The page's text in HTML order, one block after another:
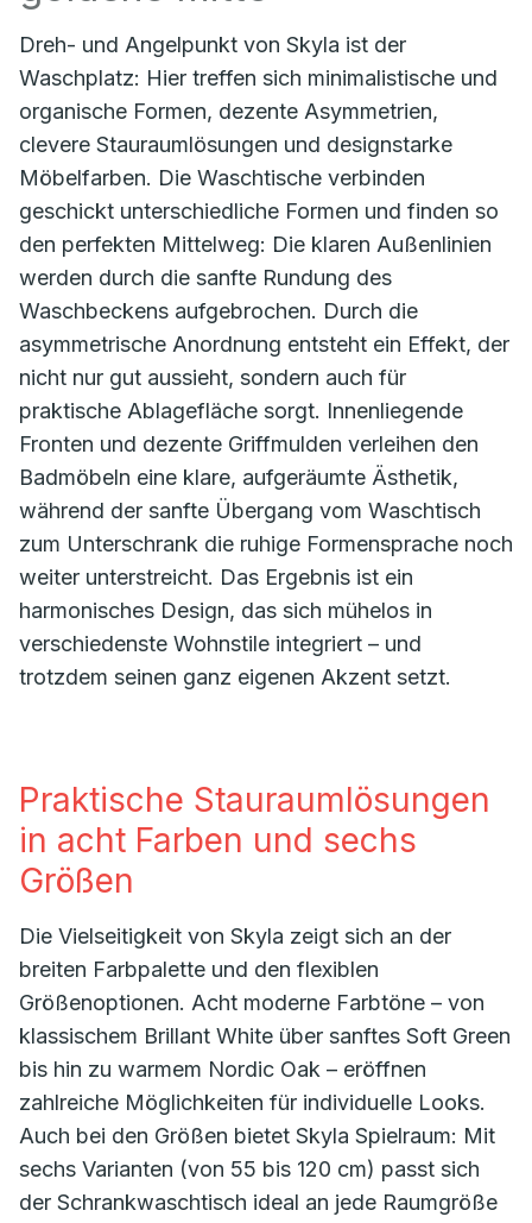
Dreh- und Angelpunkt von Skyla ist der
Waschplatz: Hier treffen sich minimalistische und
organische Formen, dezente Asymmetrien,
clevere Stauraumlösungen und designstarke
Möbelfarben. Die Waschtische verbinden
geschickt unterschiedliche Formen und finden so
den perfekten Mittelweg: Die klaren Außenlinien
werden durch die sanfte Rundung des
Waschbeckens aufgebrochen. Durch die
asymmetrische Anordnung entsteht ein Effekt, der
nicht nur gut aussieht, sondern auch für
praktische Ablagefläche sorgt. Innenliegende
Fronten und dezente Griffmulden verleihen den
Badmöbeln eine klare, aufgeräumte Ästhetik,
während der sanfte Übergang vom Waschtisch
zum Unterschrank die ruhige Formensprache noch
weiter unterstreicht. Das Ergebnis ist ein
harmonisches Design, das sich mühelos in
verschiedenste Wohnstile integriert – und
trotzdem seinen ganz eigenen Akzent setzt.
Praktische Stauraumlösungen
in acht Farben und sechs
Größen
Die Vielseitigkeit von Skyla zeigt sich an der
breiten Farbpalette und den flexiblen
Größenoptionen. Acht moderne Farbtöne – von
klassischem Brillant White über sanftes Soft Green
bis hin zu warmem Nordic Oak – eröffnen
zahlreiche Möglichkeiten für individuelle Looks.
Auch bei den Größen bietet Skyla Spielraum: Mit
sechs Varianten (von 55 bis 120 cm) passt sich
der Schrankwaschtisch ideal an jede Raumgröße